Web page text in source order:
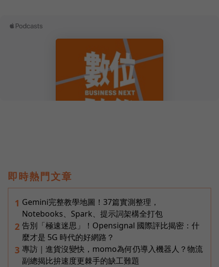
即時熱門文章
1 Gemini完整教學地圖！37篇實測整理，
Notebooks、Spark、提示詞架構全打包
2 告別「極速迷思」！Opensignal 國際評比揭密：什
麼才是 5G 時代的好網路？
3 專訪｜進貨沒變快，momo為何仍導入機器人？物流
副總揭比拚速度更棘手的缺工難題